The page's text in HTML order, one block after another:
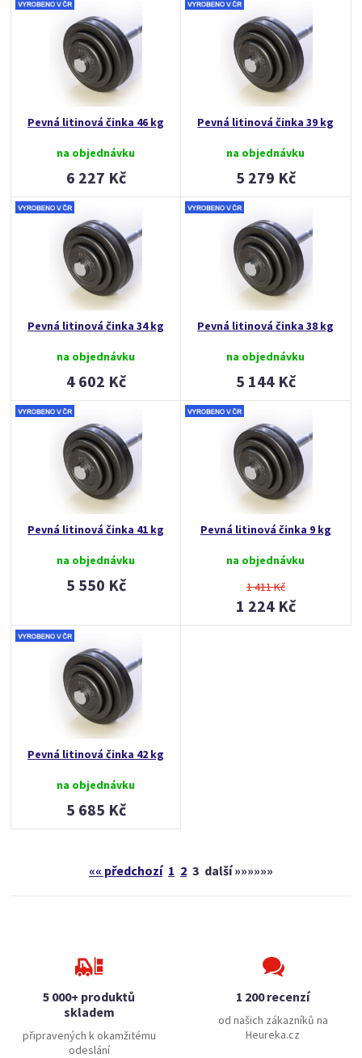
Pevná litinová činka 46 kg
na objednávku
6 227 Kč
Pevná litinová činka 39 kg
na objednávku
5 279 Kč
Pevná litinová činka 34 kg
na objednávku
4 602 Kč
Pevná litinová činka 38 kg
na objednávku
5 144 Kč
Pevná litinová činka 41 kg
na objednávku
5 550 Kč
Pevná litinová činka 9 kg
na objednávku
1 411 Kč
1 224 Kč
Pevná litinová činka 42 kg
na objednávku
5 685 Kč
«« předchozí 1 2 3 další »»»»»»
5 000+ produktů
skladem
připravených k okamžitému
odeslání
1 200 recenzí
od našich zákazníků na
Heureka.cz